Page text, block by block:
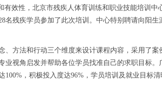
性，北京市残疾人体育训练和职业技能培训中
残疾学员参加了此次培训。中心特别聘请向阳
法和行动三个维度来设计课程内容，采用了案
视角启发并帮助各位学员找准自己的求职目标
，积极投入度达96%，学员培训及就业目标